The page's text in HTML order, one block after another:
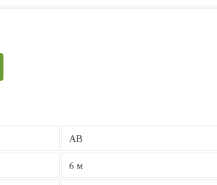
АВ
6 м